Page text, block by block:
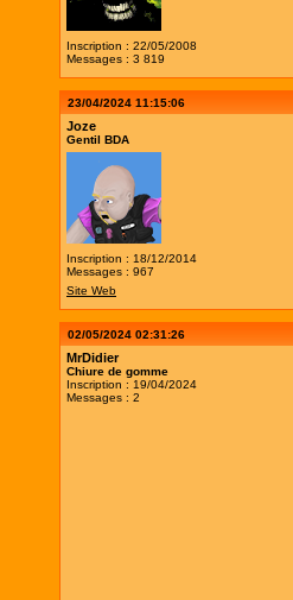
Inscription : 22/05/2008
Messages : 3 819
23/04/2024 11:15:06
Joze
Gentil BDA
Inscription : 18/12/2014
Messages : 967
Site Web
02/05/2024 02:31:26
MrDidier
Chiure de gomme
Inscription : 19/04/2024
Messages : 2